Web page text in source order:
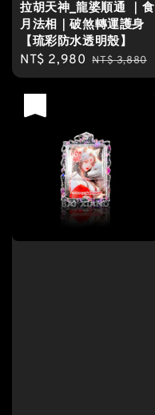
拉胡天神_龍婆順通 ｜食
月法相｜破煞轉運護身
【琉彩防水透明殼】
Sale
price
NT$ 2,980 Regular
price
NT$ 3,880